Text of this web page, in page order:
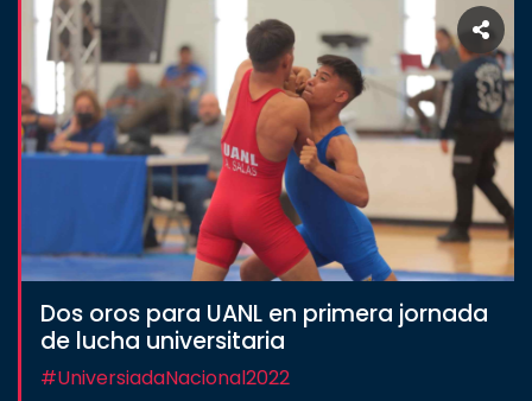
Dos oros para UANL en primera jornada
de lucha universitaria
#UniversiadaNacional2022